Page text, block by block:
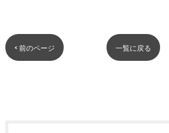
< 前のページ 一覧に戻る